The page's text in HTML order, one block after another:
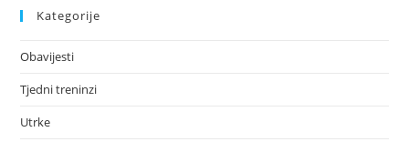
Kategorije
Obavijesti
Tjedni treninzi
Utrke